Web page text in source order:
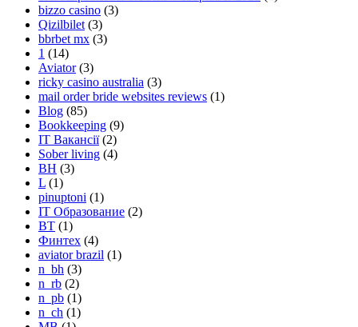
bizzo casino (3)
Qizilbilet (3)
bbrbet mx (3)
1 (14)
Aviator(3)
ricky casino australia (3)
mail order bride websites reviews (1)
Blog (85)
Bookkeeping (9)
IT Вакансії(2)
Sober living (4)
BH (3)
L (1)
pinuptoni (1)
IT Образование (2)
BT (1)
Финтех (4)
aviator brazil (1)
n_bh (3)
n_rb (2)
n_pb (1)
n_ch (1)